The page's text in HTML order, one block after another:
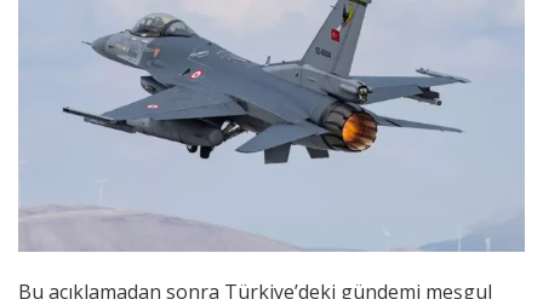
Bu açıklamadan sonra Türkiye’deki gündemi meşgul